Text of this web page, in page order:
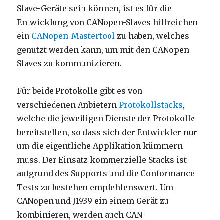
Slave-Geräte sein können, ist es für die
Entwicklung von CANopen-Slaves hilfreichen
ein CANopen-Mastertool zu haben, welches
genutzt werden kann, um mit den CANopen-
Slaves zu kommunizieren.
Für beide Protokolle gibt es von
verschiedenen AnbieternProtokollstacks,
welche die jeweiligen Dienste der Protokolle
bereitstellen, so dass sich der Entwickler nur
um die eigentliche Applikation kümmern
muss. Der Einsatz kommerzielle Stacks ist
aufgrund des Supports und die Conformance
Tests zu bestehen empfehlenswert. Um
CANopen und J1939 ein einem Gerät zu
kombinieren, werden auch CAN-